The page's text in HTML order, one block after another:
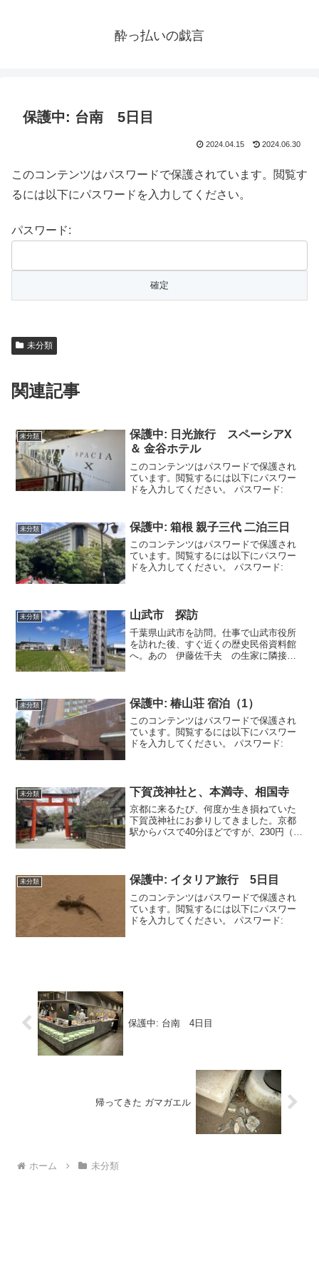
酔っ払いの戯言
保護中: 台南 5日目
2024.04.15 2024.06.30
このコンテンツはパスワードで保護されています。閲覧す
るには以下にパスワードを入力してください。
パスワード:
未分類
関連記事
未分類
保護中: 日光旅行 スペーシアX
＆ 金谷ホテル
このコンテンツはパスワードで保護され
ています。閲覧するには以下にパスワー
ドを入力してください。 パスワード:
未分類 保護中: 箱根 親子三代 二泊三日
このコンテンツはパスワードで保護され
ています。閲覧するには以下にパスワー
ドを入力してください。 パスワード:
未分類 山武市 探訪
千葉県山武市を訪問。仕事で山武市役所
を訪れた後、すぐ近くの歴史民俗資料館
へ。あの 伊藤佐千夫 の生家に隣接で
65歳以上の無料扱
未分類 保護中: 椿山荘 宿泊（1）
このコンテンツはパスワードで保護され
ています。閲覧するには以下にパスワー
ドを入力してください。 パスワード:
未分類 下賀茂神社と、本満寺、相国寺
京都に来るたび、何度か生き損ねていた
下賀茂神社にお参りしてきました。京都
駅からバスで40分ほどですが、230円（均
支を選んでこれもお
未分類 保護中: イタリア旅行 5日目
このコンテンツはパスワードで保護され
ています。閲覧するには以下にパスワー
ドを入力してください。 パスワード:
保護中: 台南 4日目
帰ってきた ガマガエル
ホーム 未分類